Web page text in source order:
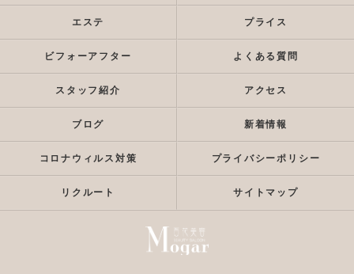
エステ プライス
ビフォーアフター よくある質問
スタッフ紹介 アクセス
ブログ 新着情報
コロナウィルス対策 プライバシーポリシー
リクルート サイトマップ